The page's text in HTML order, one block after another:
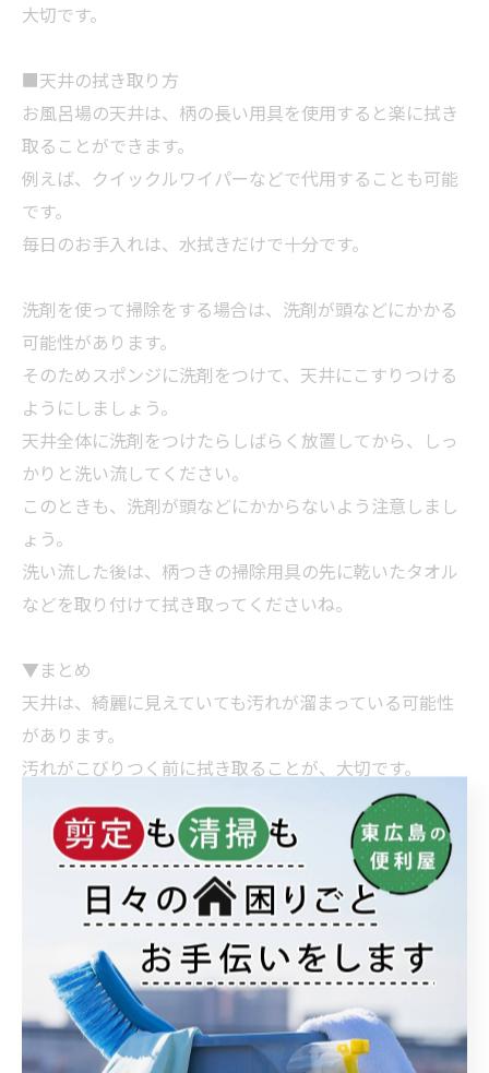
大切です。
■天井の拭き取り方
お風呂場の天井は、柄の長い用具を使用すると楽に拭き
取ることができます。
例えば、クイックルワイパーなどで代用することも可能
です。
毎日のお手入れは、水拭きだけで十分です。
洗剤を使って掃除をする場合は、洗剤が頭などにかかる
可能性があります。
そのためスポンジに洗剤をつけて、天井にこすりつける
ようにしましょう。
天井全体に洗剤をつけたらしばらく放置してから、しっ
かりと洗い流してください。
このときも、洗剤が頭などにかからないよう注意しまし
ょう。
洗い流した後は、柄つきの掃除用具の先に乾いたタオル
などを取り付けて拭き取ってくださいね。
▼まとめ
天井は、綺麗に見えていても汚れが溜まっている可能性
があります。
汚れがこびりつく前に拭き取ることが、大切です。
こびりついてしまっている場合は、プロに依頼すること
をおすすめします。
「おうちの御用聞き家工房 八本松店」では、お風呂場な
どの難しい場所の汚れも綺麗に清掃いたしております。
気になる方は、お気軽にご依頼ください。
< 前のページ 一覧に戻る 次のページ >